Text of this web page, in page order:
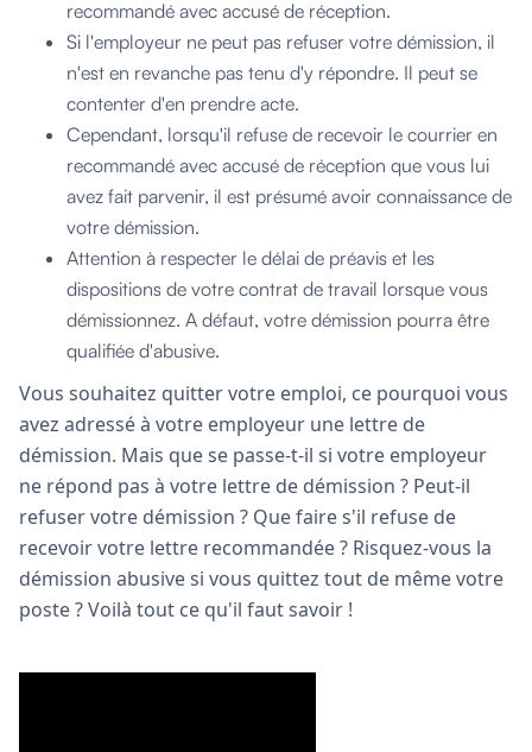
recommandé avec accusé de réception.
Si l'employeur ne peut pas refuser votre démission, il
n'est en revanche pas tenu d'y répondre. Il peut se
contenter d'en prendre acte.
Cependant, lorsqu'il refuse de recevoir le courrier en
recommandé avec accusé de réception que vous lui
avez fait parvenir, il est présumé avoir connaissance de
votre démission.
Attention à respecter le délai de préavis et les
dispositions de votre contrat de travail lorsque vous
démissionnez. A défaut, votre démission pourra être
qualifiée d'abusive.
Vous souhaitez quitter votre emploi, ce pourquoi vous
avez adressé à votre employeur une lettre de
démission. Mais que se passe-t-il si votre employeur
ne répond pas à votre lettre de démission ? Peut-il
refuser votre démission ? Que faire s'il refuse de
recevoir votre lettre recommandée ? Risquez-vous la
démission abusive si vous quittez tout de même votre
poste ? Voilà tout ce qu'il faut savoir !